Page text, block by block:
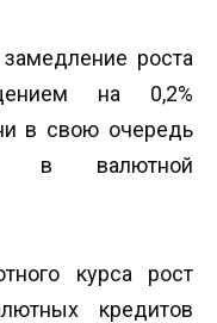
роста
на 0,2%
в свою очередь
в валютной
курса рост
кредитов